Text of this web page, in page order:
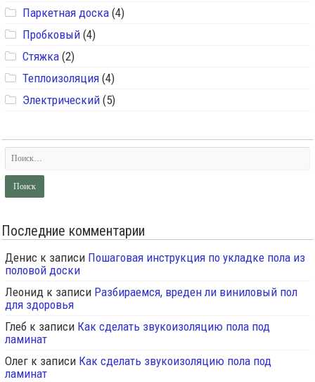
Паркетная доска (4)
Пробковый (4)
Стяжка (2)
Теплоизоляция (4)
Электрический (5)
Последние комментарии
Денис к записи Пошаговая инструкция по укладке пола из
половой доски
Леонид к записи Разбираемся, вреден ли виниловый пол
для здоровья
Глеб к записи Как сделать звукоизоляцию пола под
ламинат
Олег к записи Как сделать звукоизоляцию пола под
ламинат